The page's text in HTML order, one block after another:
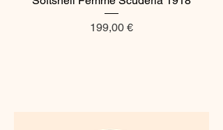
Prix
199,00 €